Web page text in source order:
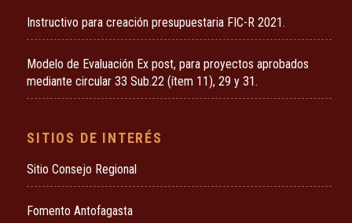
Instructivo para creación presupuestaria FIC-R 2021.
Modelo de Evaluación Ex post, para proyectos aprobados
mediante circular 33 Sub.22 (ítem 11), 29 y 31.
SITIOS DE INTERÉS
Sitio Consejo Regional
Fomento Antofagasta